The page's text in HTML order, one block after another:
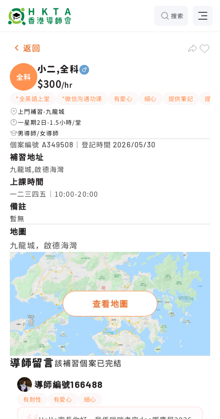
搜索
男-1名 小二,全科，九龍城 補習推介
返回
全科
小二,全科
$300/hr
*全英語上堂 *微信沟通功课 有愛心 細心 提供筆記
提供
上門補習-九龍城
一星期2日-1.5小時/堂
男導師/女導師
個案編號 A349508 ｜登記時間2026/05/30
補習地址
九龍城,啟德海灣
上課時間
一二三四五｜10:00-20:00
備註
暫無
地圖
九龍城，啟德海灣
查看地圖
導師留言該補習個案已完結
導師編號166488
有耐性 有愛心 細心